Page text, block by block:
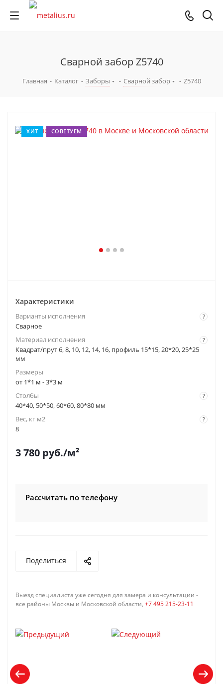
Сварной забор Z5740
Главная - Каталог - Заборы - Сварной забор - Z5740
ХИТ СОВЕТУЕМ
Характеристики
?
Варианты исполнения
Cварное
?
Материал исполнения
Квадрат/прут 6, 8, 10, 12, 14, 16, профиль 15*15, 20*20, 25*25
мм
Размеры
от 1*1 м - 3*3 м
?
Столбы
40*40, 50*50, 60*60, 80*80 мм
?
Вес, кг м2
8
3 780 руб./м²
Рассчитать по телефону
Поделиться
Выезд специалиста уже сегодня для замера и консультации -
все районы Москвы и Московской области, +7 495 215-23-11